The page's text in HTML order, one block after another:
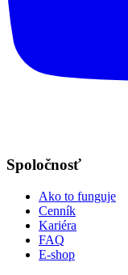
Spoločnosť
Ako to funguje
Cenník
Kariéra
FAQ
E-shop